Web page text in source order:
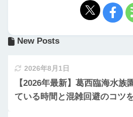
New Posts
2026年8月1日
【2026年最新】葛西臨海水族
ている時間と混雑回避のコツ